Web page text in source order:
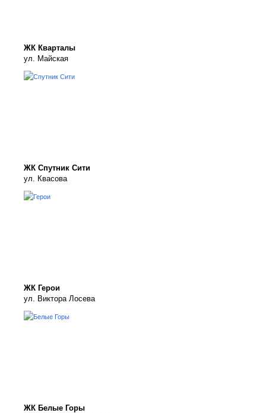
ЖК Кварталы
ул. Майская
ЖК Спутник Сити
ул. Квасова
ЖК Герои
ул. Виктора Лосева
ЖК Белые Горы